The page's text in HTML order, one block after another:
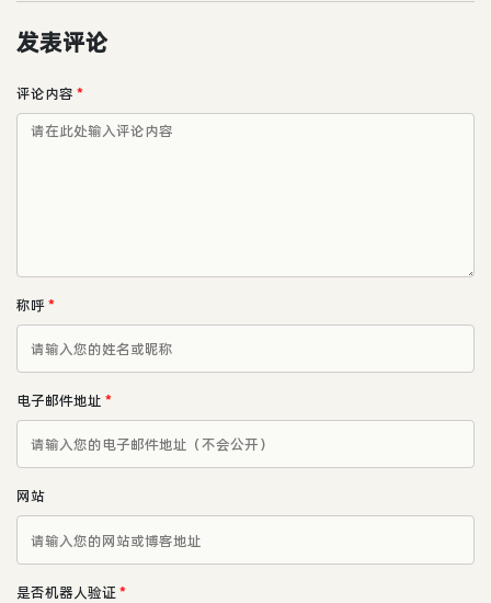
发表评论
评论内容 *
称呼*
电子邮件地址 *
网站
是否机器人验证 *